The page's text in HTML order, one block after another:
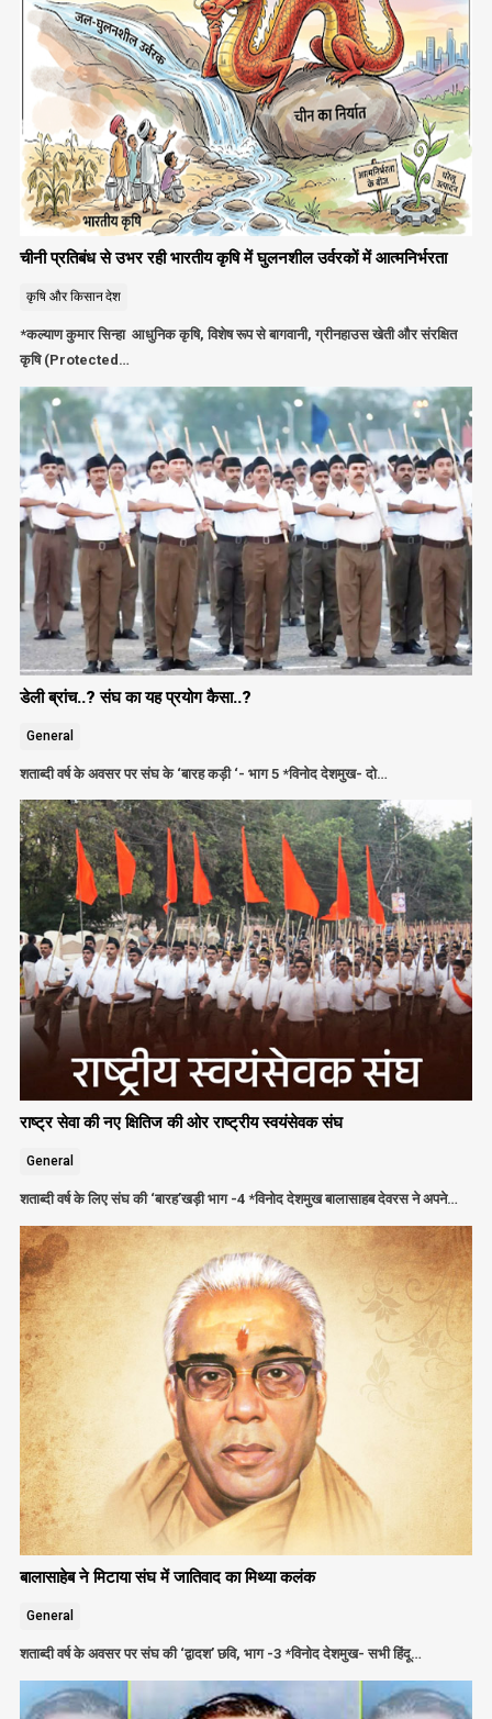
चीनी प्रतिबंध से उभर रही भारतीय कृषि में घुलनशील उर्वरकों में आत्मनिर्भरता
कृषि और किसानदेश
*कल्याण कुमार सिन्हा आधुनिक कृषि, विशेष रूप से बागवानी, ग्रीनहाउस खेती और संरक्षित
कृषि (Protected…
डेली ब्रांच..? संघ का यह प्रयोग कैसा..?
General
शताब्दी वर्ष के अवसर पर संघ के ‘बारह कड़ी ‘- भाग 5 *विनोद देशमुख- दो…
राष्ट्र सेवा की नए क्षितिज की ओर राष्ट्रीय स्वयंसेवक संघ
General
शताब्दी वर्ष के लिए संघ की ‘बारह’खड़ी भाग -4 *विनोद देशमुख बालासाहब देवरस ने अपने…
बालासाहेब ने मिटाया संघ में जातिवाद का मिथ्या कलंक
General
शताब्दी वर्ष के अवसर पर संघ की ‘द्वादश’ छवि, भाग -3 *विनोद देशमुख- सभी हिंदू…